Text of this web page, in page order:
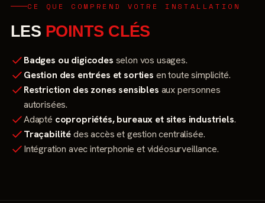
CE QUE COMPREND VOTRE INSTALLATION
LES POINTS CLÉS
Badges ou digicodes selon vos usages.
Gestion des entrées et sorties en toute simplicité.
Restriction des zones sensibles aux personnes
autorisées.
Adapté copropriétés, bureaux et sites industriels.
Traçabilitédes accès et gestion centralisée.
Intégration avec interphonie et vidéosurveillance.